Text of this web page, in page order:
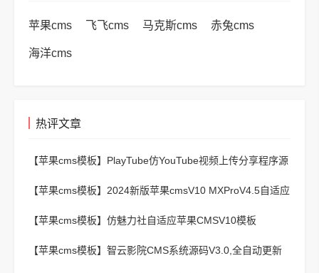
苹果cms 飞飞cms 马克斯cms 赤兔cms
海洋cms
热评文章
【苹果cms模板】 PlayTube仿YouTube视频上传分享程序源
【苹果cms模板】 2024新版苹果cmsV10 MXProV4.5自适应
【苹果cms模板】 仿魅力社自适应苹果CMSV10模板
【苹果cms模板】 智云影院CMS系统源码V3.0,全自动更新